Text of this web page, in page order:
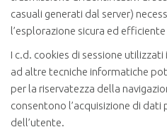
casuali generati dal server)
l’esplorazione sicura ed
I c.d. cookies di sessione
ad altre tecniche informatiche
per la riservatezza della
consentono l’acquisizione di
dell’utente.